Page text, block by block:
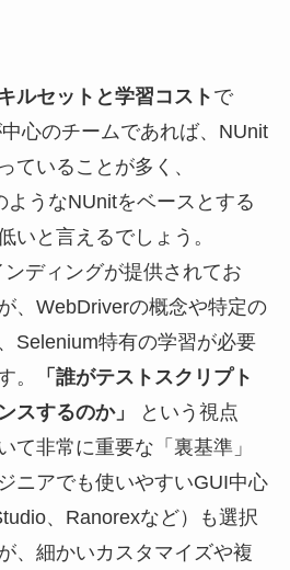
ルセットと学習コスト で
心のチームであれば、NUnit
ていることが多く、
ようなNUnitをベースとする
いと言えるでしょう。
ディングが提供されてお
、WebDriverの概念や特定の
Selenium特有の学習が必要
。
「誰がテストスクリプト
スするのか」
という視点
て非常に重要な「裏基準」
ニアでも使いやすいGUI中心
、Ranorexなど）も選択
、細かいカスタマイズや複